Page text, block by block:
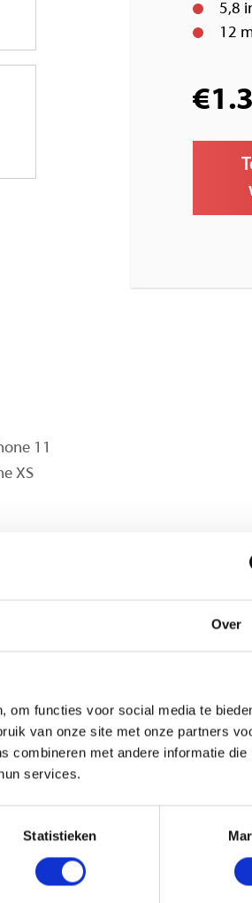
Over
om functies voor social media te
van onze site met onze partners
combineren met andere informatie die
services.
Statistieken
5,8
12
€
11
XS
De
die